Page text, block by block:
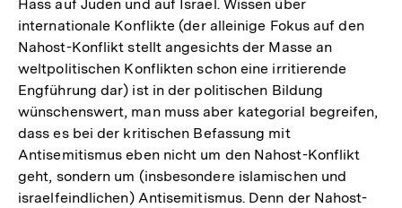
Hass auf Juden und auf Israel. Wissen über
internationale Konflikte (der alleinige Fokus auf den
Nahost-Konflikt stellt angesichts der Masse an
weltpolitischen Konflikten schon eine irritierende
Engführung dar) ist in der politischen Bildung
wünschenswert, man muss aber kategorial begreifen,
dass es bei der kritischen Befassung mit
Antisemitismus eben nicht um den Nahost-Konflikt
geht, sondern um (insbesondere islamischen und
israelfeindlichen) Antisemitismus. Denn der Nahost-